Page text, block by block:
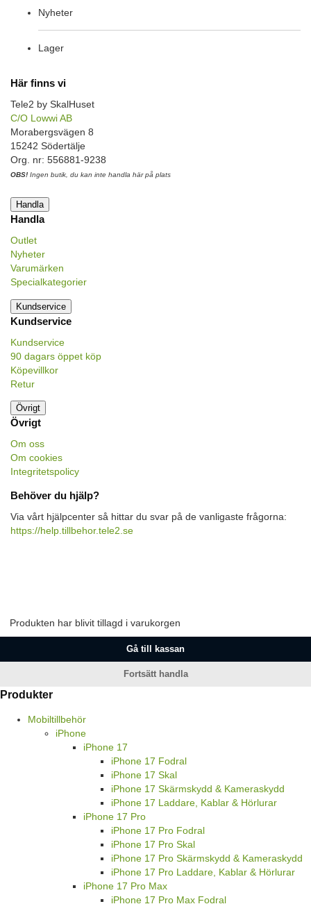
Nyheter
Lager
Här finns vi
Tele2 by SkalHuset
C/O Lowwi AB
Morabergsvägen 8
15242 Södertälje
Org. nr: 556881-9238
OBS! Ingen butik, du kan inte handla här på plats
Handla
Handla
Outlet
Nyheter
Varumärken
Specialkategorier
Kundservice
Kundservice
Kundservice
90 dagars öppet köp
Köpevillkor
Retur
Övrigt
Övrigt
Om oss
Om cookies
Integritetspolicy
Behöver du hjälp?
Via vårt hjälpcenter så hittar du svar på de vanligaste frågorna:
https://help.tillbehor.tele2.se
Produkten har blivit tillagd i varukorgen
Gå till kassan
Fortsätt handla
Produkter
Mobiltillbehör
iPhone
iPhone 17
iPhone 17 Fodral
iPhone 17 Skal
iPhone 17 Skärmskydd & Kameraskydd
iPhone 17 Laddare, Kablar & Hörlurar
iPhone 17 Pro
iPhone 17 Pro Fodral
iPhone 17 Pro Skal
iPhone 17 Pro Skärmskydd & Kameraskydd
iPhone 17 Pro Laddare, Kablar & Hörlurar
iPhone 17 Pro Max
iPhone 17 Pro Max Fodral